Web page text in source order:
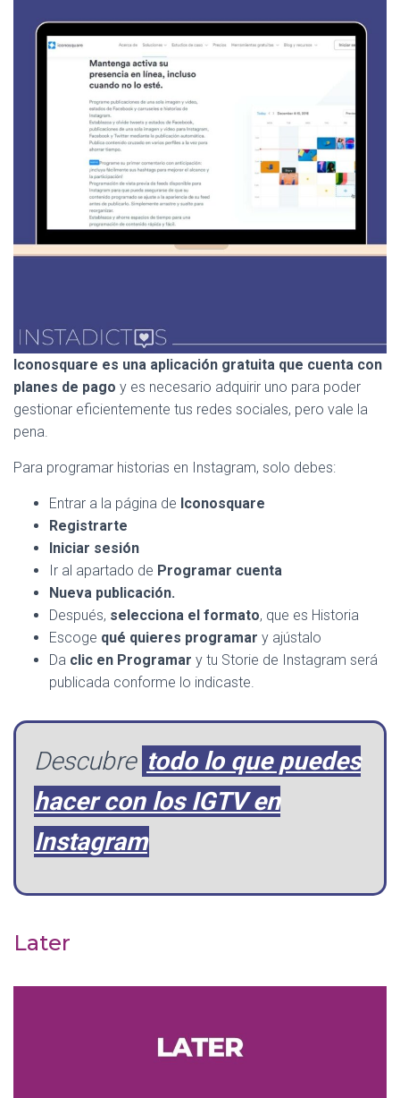
Iconosquare es una aplicación gratuita que cuenta con
planes de pago y es necesario adquirir uno para poder
gestionar eficientemente tus redes sociales, pero vale la
pena.
Para programar historias en Instagram, solo debes:
Entrar a la página de Iconosquare
Registrarte
Iniciar sesión
Ir al apartado de Programar cuenta
Nueva publicación.
Después, selecciona el formato, que es Historia
Escoge qué quieres programar y ajústalo
Da clic en Programar y tu Storie de Instagram será
publicada conforme lo indicaste.
Descubre todo lo que puedes
hacer con los IGTV en
Instagram
Later